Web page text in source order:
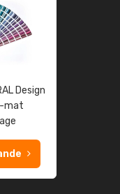
Design
mat